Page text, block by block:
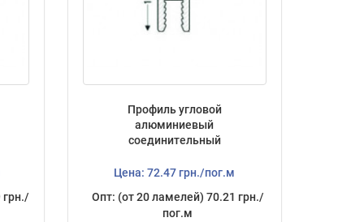
грн./
Профиль угловой
алюминиевый
соединительный
Цена: 72.47 грн./пог.м
Опт: (от 20 ламелей) 70.21 грн./
пог.м